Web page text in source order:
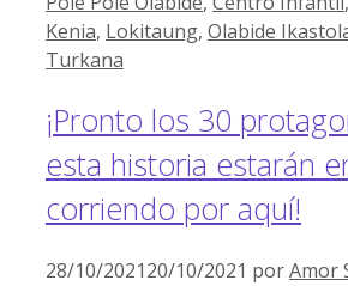
Kenia, Lokitaung, Olabide
Turkana
¡Pronto los 30
esta historia estarán
corriendo por aquí!
28/10/202120/10/2021 porAmor